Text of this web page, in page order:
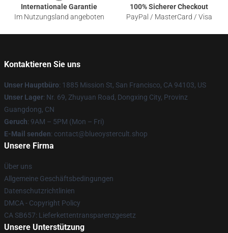
Internationale Garantie
Im Nutzungsland angeboten
100% Sicherer Checkout
PayPal / MasterCard / Visa
Kontaktieren Sie uns
Unser Hauptbüro: 1885 Mission St, San Francisco, CA 94103, US
Unser Lager: Nr. 69, Zhuyuan Road, Dongxing City, Provinz
Guangdong, CN
Geruch: 9AM – 5PM (Mon – Fri)
E-Mail senden: contact@blueoystercult.shop
Unsere Firma
Über uns
Allgemeine Geschäftsbedingungen
Datenschutzrichtlinien
DMCA - Copyright Policy
CA SB657: Lieferkettentransparenzgesetz
Unsere Unterstützung